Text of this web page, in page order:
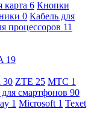
карта 6 Кнопки
0 Кабель для
процессоров 11
19
30 ZTE 25 МТС 1
смартфонов 90
1 Microsoft 1 Texet